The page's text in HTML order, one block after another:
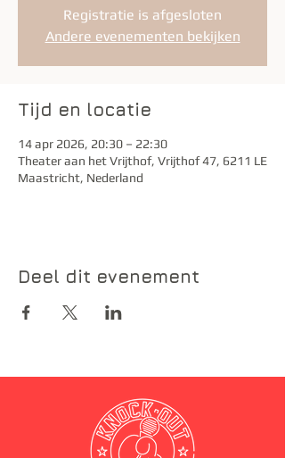
Registratie is afgesloten
Andere evenementen bekijken
Tijd en locatie
14 apr 2026, 20:30 – 22:30
Theater aan het Vrijthof, Vrijthof 47, 6211 LE
Maastricht, Nederland
Deel dit evenement